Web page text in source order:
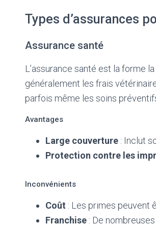
Types d’assurances
Assurance santé
L’assurance santé est la forme
généralement les frais
parfois même les soins
Avantages
Large couverture : Inclut
Protection contre les
Inconvénients
Coût : Les primes peuvent
Franchise : De